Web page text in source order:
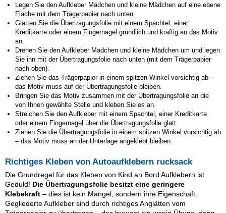
Legen Sie den Aufkleber Mädchen und kleine Mädchen auf eine ebene
Fläche mit dem Trägerpapier nach unten.
Glätten Sie die Übertragungsfolie mit einem Spachtel, einer
Kreditkarte oder einem Fingernagel gründlich und kräftig an das Motiv
an.
Drehen Sie den Aufkleber Mädchen und kleine Mädchen um und legen
Sie ihn mit der Übertragungsfolie nach unten (mit dem Trägerpapier
nach oben).
Ziehen Sie das Trägerpapier in einem spitzen Winkel vorsichtig ab –
das Motiv muss auf der Übertragungsfolie bleiben.
Bringen Sie das Motiv zusammen mit der Übertragungsfolie an die
von Ihnen gewählte Stelle und kleben Sie es an.
Streichen Sie den Aufkleber mit einem Spachtel, einer Kreditkarte
oder einem Fingernagel über die Übertragungsfolie glatt.
Ziehen Sie die Übertragungsfolie in einem spitzen Winkel vorsichtig ab
– das Motiv muss an der Unterlage angeklebt bleiben.
Richtiges Kleben von Autoaufklebern rucksack
Die Grundregel für das Kleben von Kind an Bord Aufklebern ist
Geduld! Die Übertragungsfolie besitzt eine geringere
Klebekraft – dies ist kein Mangel, sondern ihre Eigenschaft.
Gegliederte Aufkleber sind durch richtiges Anglätten vom